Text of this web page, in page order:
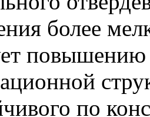
более
повышению
по